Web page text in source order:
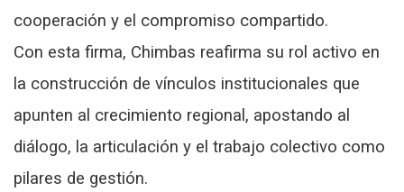
cooperación y el compromiso compartido.
Con esta firma, Chimbas reafirma su rol activo en
la construcción de vínculos institucionales que
apunten al crecimiento regional, apostando al
diálogo, la articulación y el trabajo colectivo como
pilares de gestión.